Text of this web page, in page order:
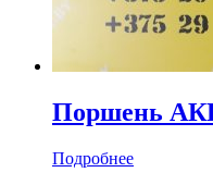
Поршень
Подробнее